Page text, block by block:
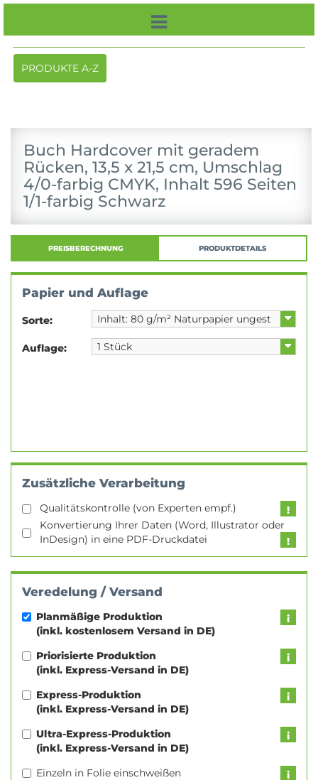
Toggle
navigation
PRODUKTE A-Z
Buch Hardcover mit geradem
Rücken, 13,5 x 21,5 cm, Umschlag
4/0-farbig CMYK, Inhalt 596 Seiten
1/1-farbig Schwarz
PREISBERECHNUNG PRODUKTDETAILS
Papier und Auflage
Sorte:
Auflage:
Zusätzliche Verarbeitung
Qualitätskontrolle (von Experten empf.)
Konvertierung Ihrer Daten (Word, Illustrator oder
InDesign) in eine PDF-Druckdatei
Veredelung / Versand
Planmäßige Produktion
(inkl. kostenlosem Versand in DE)
Priorisierte Produktion
(inkl. Express-Versand in DE)
Express-Produktion
(inkl. Express-Versand in DE)
Ultra-Express-Produktion
(inkl. Express-Versand in DE)
Einzeln in Folie einschweißen